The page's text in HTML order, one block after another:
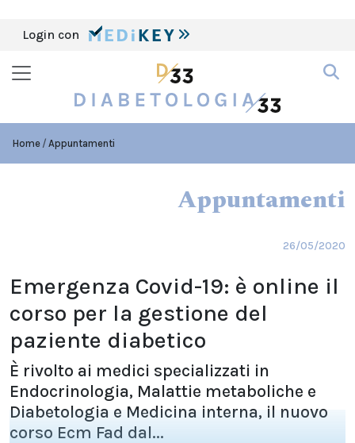
Login con
Home Appuntamenti
Appuntamenti
26/05/2020
Emergenza Covid-19: è online il
corso per la gestione del
paziente diabetico
È rivolto ai medici specializzati in
Endocrinologia, Malattie metaboliche e
Diabetologia e Medicina interna, il nuovo
corso Ecm Fad dal...